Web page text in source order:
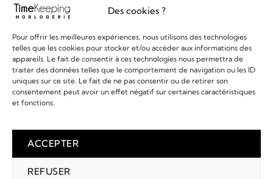
Des cookies ?
Pour offrir les meilleures expériences, nous utilisons des technologies
telles que les cookies pour stocker et/ou accéder aux informations des
appareils. Le fait de consentir à ces technologies nous permettra de
traiter des données telles que le comportement de navigation ou les ID
uniques sur ce site. Le fait de ne pas consentir ou de retirer son
consentement peut avoir un effet négatif sur certaines caractéristiques
et fonctions.
ACCEPTER
REFUSER
02 31 47 49 97
contact@timekeeping.fr
Liens utiles
2026 © TIMEKEEPING - Réalisé par